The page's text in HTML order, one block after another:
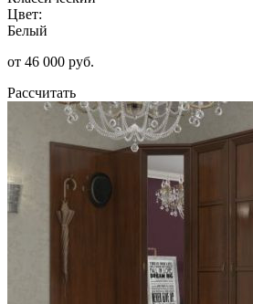
Цвет:
Белый
от 46 000 руб.
Рассчитать